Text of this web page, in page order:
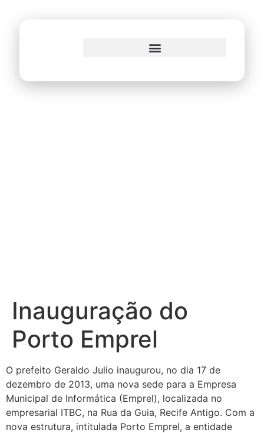
Inauguração do
Porto Emprel
O prefeito Geraldo Julio inaugurou, no dia 17 de
dezembro de 2013, uma nova sede para a Empresa
Municipal de Informática (Emprel), localizada no
empresarial ITBC, na Rua da Guia, Recife Antigo. Com a
nova estrutura, intitulada Porto Emprel, a entidade